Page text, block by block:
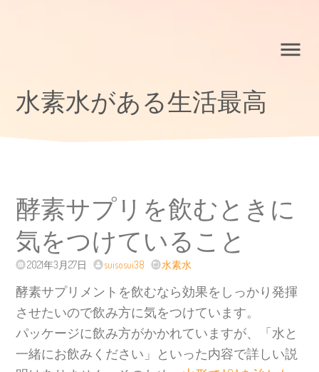
水素水がある生活最高
酵素サプリを飲むときに
気をつけていること
2021年3月27日 suisosui38 水素水
酵素サプリメントを飲むなら効果をしっかり発揮
させたいので飲み方に気をつけています。
パッケージに飲み方がかかれていますが、「水と
一緒にお飲みください」といった内容で詳しい説